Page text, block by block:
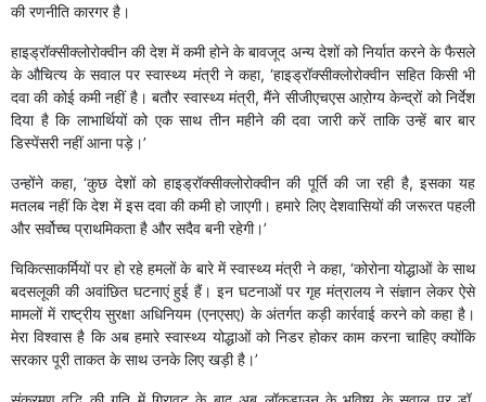
की रणनीति कारगर है।
हाइड्रॉक्सीक्लोरोक्वीन की देश में कमी होने के बावजूद अन्य देशों को निर्यात करने के फैसले
के औचित्य के सवाल पर स्वास्थ्य मंत्री ने कहा, ‘हाइड्रॉक्सीक्लोरोक्वीन सहित किसी भी
दवा की कोई कमी नहीं है। बतौर स्वास्थ्य मंत्री, मैंने सीजीएचएस आऱोग्य केन्द्रों को निर्देश
दिया है कि लाभार्थियों को एक साथ तीन महीने की दवा जारी करें ताकि उन्हें बार बार
डिस्पेंसरी नहीं आना पड़े।’
उन्होंने कहा, ‘कुछ देशों को हाइड्रॉक्सीक्लोरोक्वीन की पूर्ति की जा रही है, इसका यह
मतलब नहीं कि देश में इस दवा की कमी हो जाएगी। हमारे लिए देशवासियों की जरूरत पहली
और सर्वोच्च प्राथमिकता है और सदैव बनी रहेगी।’
चिकित्साकर्मियों पर हो रहे हमलों के बारे में स्वास्थ्य मंत्री ने कहा, ‘कोरोना योद्धाओं के साथ
बदसलूकी की अवांछित घटनाएं हुई हैं। इन घटनाओं पर गृह मंत्रालय ने संज्ञान लेकर ऐसे
मामलों में राष्ट्रीय सुरक्षा अधिनियम (एनएसए) के अंतर्गत कड़ी कार्रवाई करने को कहा है।
मेरा विश्वास है कि अब हमारे स्वास्थ्य योद्धाओं को निडर होकर काम करना चाहिए क्योंकि
सरकार पूरी ताकत के साथ उनके लिए खड़ी है।’